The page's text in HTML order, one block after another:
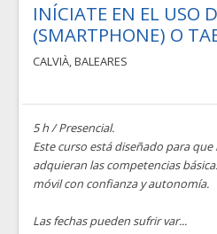
INÍCIATE EN EL USO
(SMARTPHONE) O
CALVIÀ,BALEARES
5 h / Presencial.
Este curso está diseñado para
adquieran las competencias
móvil con confianza y autonomía.
Las fechas pueden sufrir var...